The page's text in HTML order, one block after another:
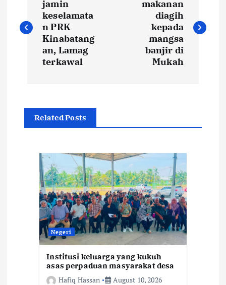
s
a
v
jamin
keselamata
n PRK
Kinabatang
an, Lamag
terkawal
makanan
diagih
kepada
mangsa
banjir di
Mukah
Related Posts
Negeri
Institusi keluarga yang kukuh
asas perpaduan masyarakat desa
Hafiq Hassan
August 10, 2026